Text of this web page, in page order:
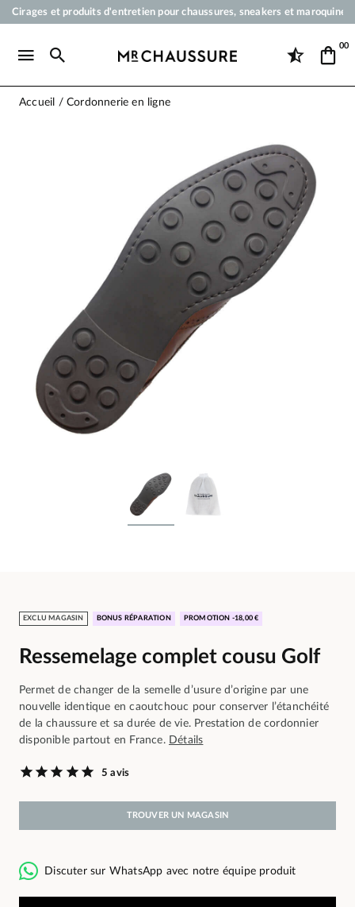
Cirages et produits d'entretien pour chaussures, sneakers et
Paiement en 3x 4x par carte bancaire dès 50 €
00
Accueil Cordonnerie en ligne
EXCLU MAGASIN BONUS RÉPARATION PROMOTION -18,00 €
Ressemelage complet cousu Golf
Permet de changer de la semelle d’usure d’origine par une
nouvelle identique en caoutchouc pour conserver l’étanchéité
de la chaussure et sa durée de vie. Prestation de cordonnier
disponible partout en France. Détails
5 avis
TROUVER UN MAGASIN
Discuter sur WhatsApp avec notre équipe produit